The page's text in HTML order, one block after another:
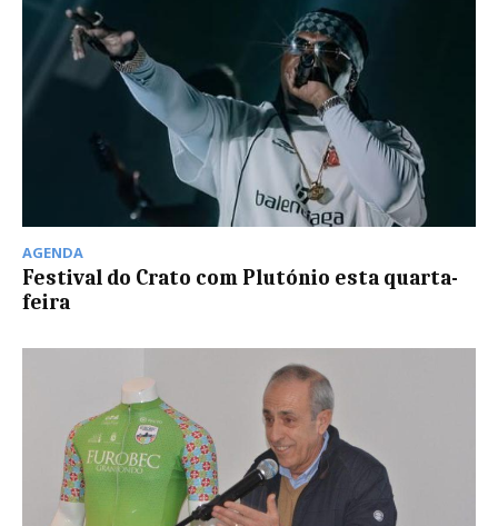
AGENDA
Festival do Crato com Plutónio esta quarta-
feira